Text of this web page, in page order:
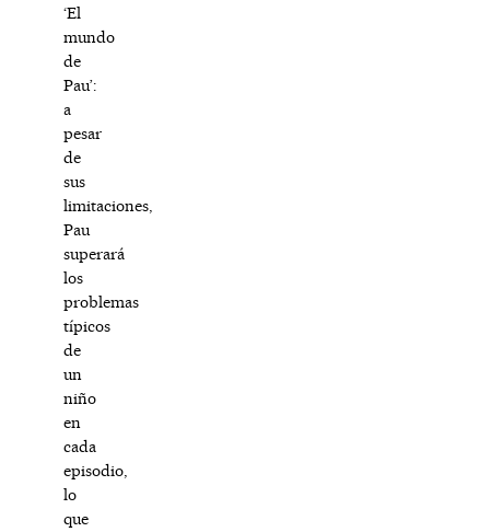
‘El
mundo
de
Pau’:
a
pesar
de
sus
limitaciones,
Pau
superará
los
problemas
típicos
de
un
niño
en
cada
episodio,
lo
que